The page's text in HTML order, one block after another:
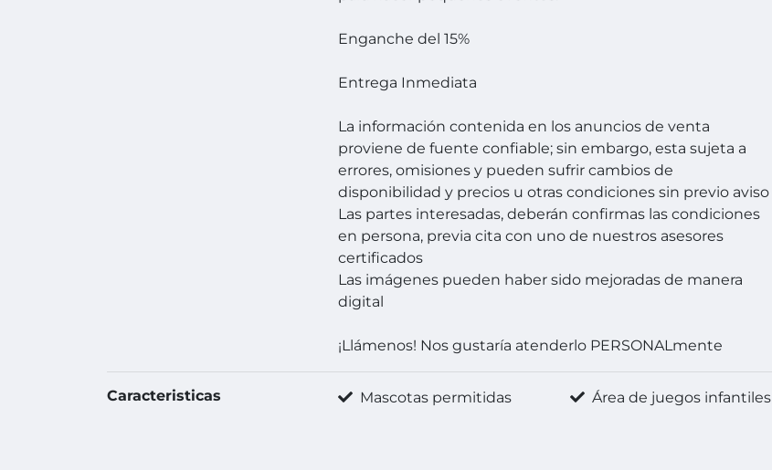
Enganche del 15%
Entrega Inmediata
La información contenida en los anuncios de venta
proviene de fuente confiable; sin embargo, esta sujeta a
errores, omisiones y pueden sufrir cambios de
disponibilidad y precios u otras condiciones sin previo aviso
Las partes interesadas, deberán confirmas las condiciones
en persona, previa cita con uno de nuestros asesores
certificados
Las imágenes pueden haber sido mejoradas de manera
digital
¡Llámenos! Nos gustaría atenderlo PERSONALmente
Caracteristicas Mascotas permitidas Área de juegos infantiles